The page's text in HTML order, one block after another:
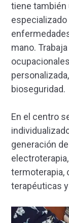
tiene también
mano.
bioseguridad.
En el centro
generación
termoterapia,
terapéuticas